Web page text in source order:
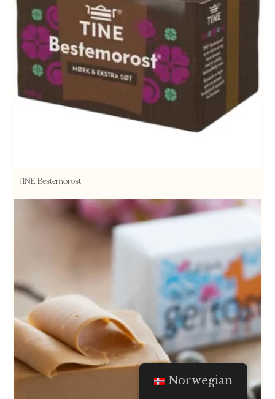
TINE Bestemorost
Norwegian